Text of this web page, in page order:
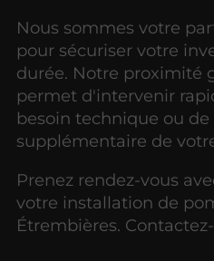
Nous sommes votre
pour sécuriser votre
durée. Notre proximité
permet d'intervenir
besoin technique ou de
supplémentaire de
Prenez rendez-vous
votre installation de
Étrembières.